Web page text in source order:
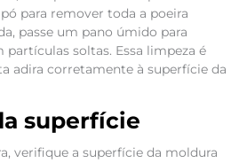
para remover toda a poeira
passe um pano úmido para
soltas. Essa limpeza é
adira corretamente à superfície da
superfície
verifique a superfície da moldura